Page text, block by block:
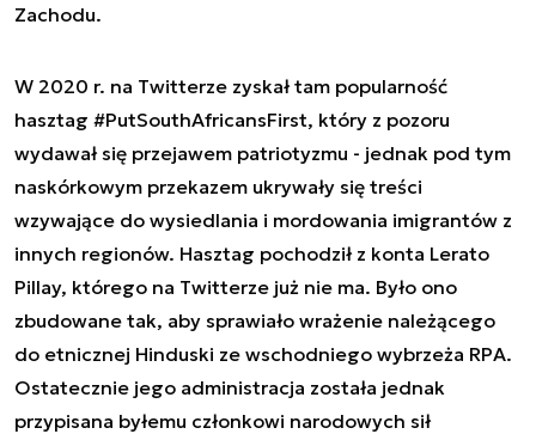
Zachodu.
W 2020 r. na Twitterze zyskał tam popularność
hasztag #PutSouthAfricansFirst, który z pozoru
wydawał się przejawem patriotyzmu - jednak pod tym
naskórkowym przekazem ukrywały się treści
wzywające do wysiedlania i mordowania imigrantów z
innych regionów. Hasztag pochodził z konta Lerato
Pillay, którego na Twitterze już nie ma. Było ono
zbudowane tak, aby sprawiało wrażenie należącego
do etnicznej Hinduski ze wschodniego wybrzeża RPA.
Ostatecznie jego administracja została jednak
przypisana byłemu członkowi narodowych sił